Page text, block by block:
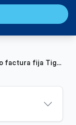
Explicativo factura fija Tigo | Empresas